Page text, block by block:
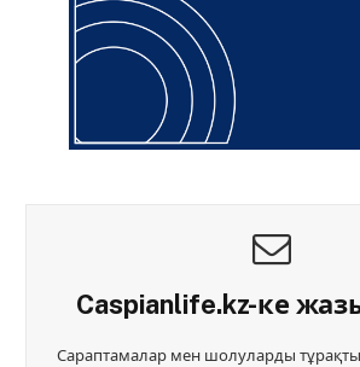
Caspianlife.kz-ке
Сараптамалар мен шолуларды